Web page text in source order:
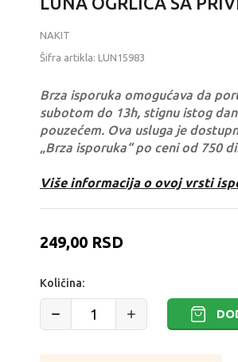
NAKIT
Šifra artikla: LUN15983
Brza isporuka omogućava da
subotom do 13h, stignu istog
pouzećem. Ova usluga je
„Brza isporuka“ po ceni od 750
Više informacija o ovoj vrsti
249,00 RSD
Količina: